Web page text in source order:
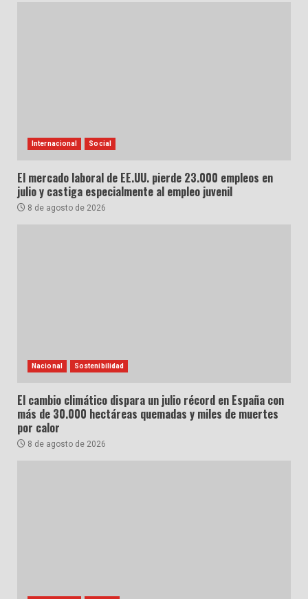
Internacional Social
El mercado laboral de EE.UU. pierde 23.000 empleos en
julio y castiga especialmente al empleo juvenil
8 de agosto de 2026
Nacional Sostenibilidad
El cambio climático dispara un julio récord en España con
más de 30.000 hectáreas quemadas y miles de muertes
por calor
8 de agosto de 2026